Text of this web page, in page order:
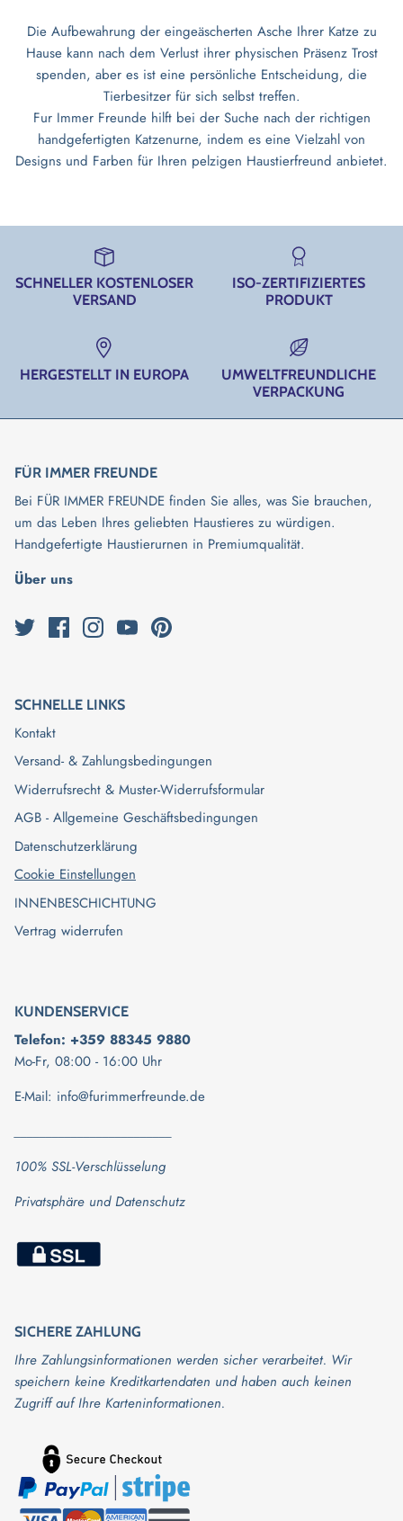
Die Aufbewahrung der eingeäscherten Asche Ihrer Katze zu
Hause kann nach dem Verlust ihrer physischen Präsenz Trost
spenden, aber es ist eine persönliche Entscheidung, die
Tierbesitzer für sich selbst treffen.
Fur Immer Freunde hilft bei der Suche nach der richtigen
handgefertigten Katzenurne, indem es eine Vielzahl von
Designs und Farben für Ihren pelzigen Haustierfreund anbietet.
SCHNELLER KOSTENLOSER
VERSAND
ISO-ZERTIFIZIERTES
PRODUKT
HERGESTELLT IN EUROPA
UMWELTFREUNDLICHE
VERPACKUNG
FÜR IMMER FREUNDE
Bei FÜR IMMER FREUNDE finden Sie alles, was Sie brauchen,
um das Leben Ihres geliebten Haustieres zu würdigen.
Handgefertigte Haustierurnen in Premiumqualität.
Über uns
SCHNELLE LINKS
Kontakt
Versand- & Zahlungsbedingungen
Widerrufsrecht & Muster-Widerrufsformular
AGB - Allgemeine Geschäftsbedingungen
Datenschutzerklärung
Cookie Einstellungen
INNENBESCHICHTUNG
Vertrag widerrufen
KUNDENSERVICE
Telefon: +359 88345 9880
Mo-Fr, 08:00 - 16:00 Uhr
E-Mail: info@furimmerfreunde.de
100% SSL-Verschlüsselung
Privatsphäre und Datenschutz
SICHERE ZAHLUNG
Ihre Zahlungsinformationen werden sicher verarbeitet. Wir
speichern keine Kreditkartendaten und haben auch keinen
Zugriff auf Ihre Karteninformationen.